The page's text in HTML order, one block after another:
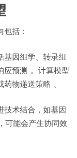
括：
基因组学、转录组
应预测
。计算模型
药物递送策略 。
技术结合，如基因
，可能会产生协同效